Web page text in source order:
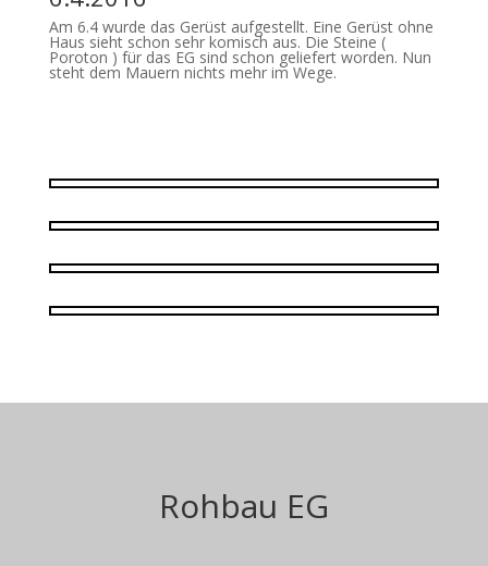
Am 6.4 wurde das Gerüst aufgestellt. Eine Gerüst ohne
Haus sieht schon sehr komisch aus. Die Steine (
Poroton ) für das EG sind schon geliefert worden. Nun
steht dem Mauern nichts mehr im Wege.
Rohbau EG